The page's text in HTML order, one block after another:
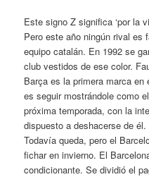
Este signo Z significa ‘por la
Pero este año ningún rival es
equipo catalán. En 1992 se
club vestidos de ese color.
Barça es la primera marca
es seguir mostrándole como
próxima temporada, con la
dispuesto a deshacerse de
Todavía queda, pero el
fichar en invierno. El
condicionante. Se dividió el